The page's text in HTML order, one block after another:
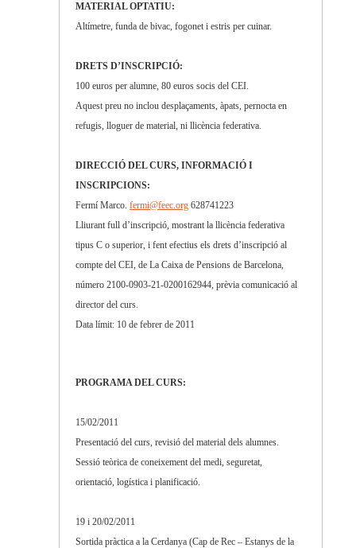
MATERIAL OPTATIU:
Altímetre, funda de bivac, fogonet i estris per cuinar.
DRETS D’INSCRIPCIÓ:
100 euros per alumne, 80 euros socis del CEI.
Aquest preu no inclou desplaçaments, àpats, pernocta en
refugis, lloguer de material, ni llicència federativa.
DIRECCIÓ DEL CURS, INFORMACIÓ I
INSCRIPCIONS:
Fermí Marco. fermi@feec.org 628741223
Lliurant full d’inscripció, mostrant la llicència federativa
tipus C o superior, i fent efectius els drets d’inscripció al
compte del CEI, de La Caixa de Pensions de Barcelona,
número 2100-0903-21-0200162944, prèvia comunicació al
director del curs.
Data límit: 10 de febrer de 2011
PROGRAMA DEL CURS:
15/02/2011
Presentació del curs, revisió del material dels alumnes.
Sessió teòrica de coneixement del medi, seguretat,
orientació, logística i planificació.
19 i 20/02/2011
Sortida pràctica a la Cerdanya (Cap de Rec – Estanys de la